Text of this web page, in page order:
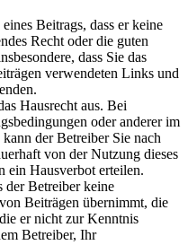
Beitrags, dass er keine
Recht oder die guten
dass Sie das
verwendeten Links und
Hausrecht aus. Bei
oder anderer im
der Betreiber Sie nach
von der Nutzung dieses
ein Hausverbot erteilen.
der Betreiber keine
Beiträgen übernimmt, die
er nicht zur Kenntnis
Betreiber, Ihr